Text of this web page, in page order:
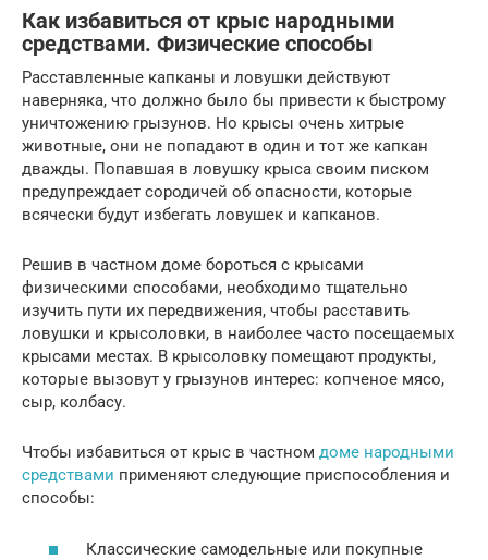
Как избавиться от крыс народными
средствами. Физические способы
Расставленные капканы и ловушки действуют
наверняка, что должно было бы привести к быстрому
уничтожению грызунов. Но крысы очень хитрые
животные, они не попадают в один и тот же капкан
дважды. Попавшая в ловушку крыса своим писком
предупреждает сородичей об опасности, которые
всячески будут избегать ловушек и капканов.
Решив в частном доме бороться с крысами
физическими способами, необходимо тщательно
изучить пути их передвижения, чтобы расставить
ловушки и крысоловки, в наиболее часто посещаемых
крысами местах. В крысоловку помещают продукты,
которые вызовут у грызунов интерес: копченое мясо,
сыр, колбасу.
Чтобы избавиться от крыс в частном доме народными
средствами применяют следующие приспособления и
способы:
Классические самодельные или покупные